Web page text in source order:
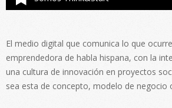
El medio digital que comunica lo que
emprendedora de habla hispana, con la
una cultura de innovación en proyectos
sea esta de concepto, modelo de negocio